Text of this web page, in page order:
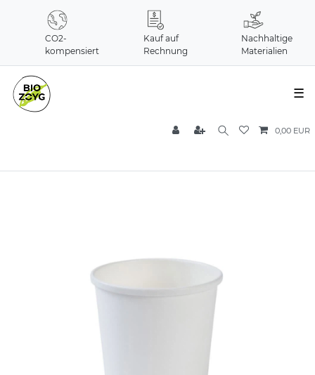
CO2-
kompensiert
Kauf auf
Rechnung
Nachhaltige
Materialien
☰
0,00 EUR